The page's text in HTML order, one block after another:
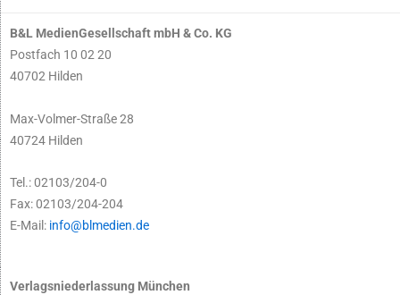
B&L MedienGesellschaft mbH & Co. KG
Postfach 10 02 20
40702 Hilden
Max-Volmer-Straße 28
40724 Hilden
Tel.: 02103/204-0
Fax: 02103/204-204
E-Mail: info@blmedien.de
Verlagsniederlassung München